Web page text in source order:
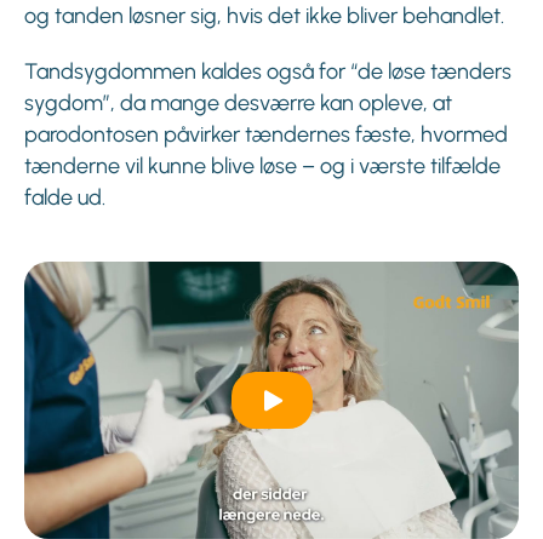
og tanden løsner sig, hvis det ikke bliver behandlet.
Tandsygdommen kaldes også for “de løse tænders
sygdom”, da mange desværre kan opleve, at
parodontosen påvirker tændernes fæste, hvormed
tænderne vil kunne blive løse – og i værste tilfælde
falde ud.